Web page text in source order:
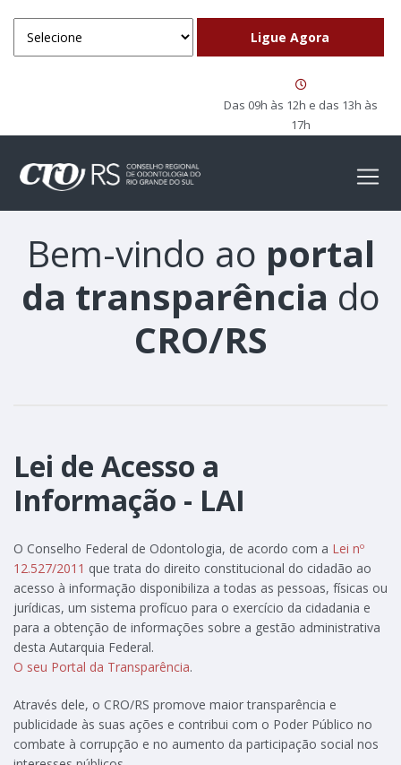
Das 09h às 12h e das 13h às
17h
Bem-vindo ao portal
da transparência do
CRO/RS
Lei de Acesso a
Informação - LAI
O Conselho Federal de Odontologia, de acordo com a Lei nº
12.527/2011 que trata do direito constitucional do cidadão ao
acesso à informação disponibiliza a todas as pessoas, físicas ou
jurídicas, um sistema profícuo para o exercício da cidadania e
para a obtenção de informações sobre a gestão administrativa
desta Autarquia Federal.
O seu Portal da Transparência.
Através dele, o CRO/RS promove maior transparência e
publicidade às suas ações e contribui com o Poder Público no
combate à corrupção e no aumento da participação social nos